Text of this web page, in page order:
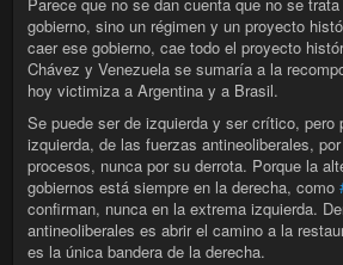
gobierno, sino un régimen y un proyecto
caer ese gobierno, cae todo el proyecto
Chávez y Venezuela se sumaría a la
hoy victimiza a Argentina y a Brasil.
Se puede ser de izquierda y ser crítico, pero
izquierda, de las fuerzas antineoliberales,
procesos, nunca por su derrota. Porque la
gobiernos está siempre en la derecha, como
confirman, nunca en la extrema izquierda.
antineoliberales es abrir el camino a la
es la única bandera de la derecha.